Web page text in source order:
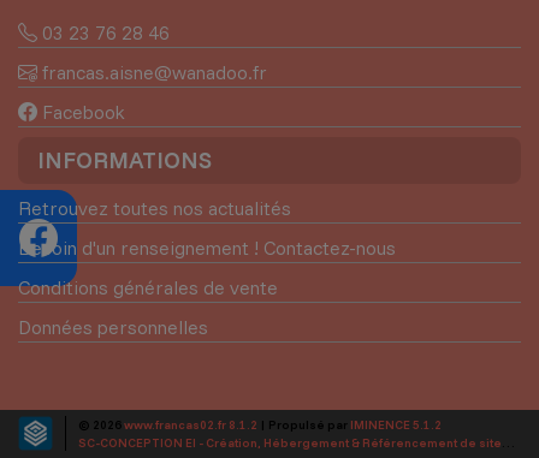
03 23 76 28 46
francas.aisne@wanadoo.fr
Facebook
INFORMATIONS
Retrouvez toutes nos actualités
Besoin d'un renseignement ! Contactez-nous
Conditions générales de vente
Données personnelles
© 2026www.francas02.fr 8.1.2 | Propulsé par IMINENCE 5.1.2
SC-CONCEPTION EI - Création, Hébergement & Référencement de sites web